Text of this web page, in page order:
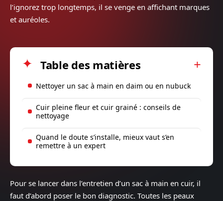
l’ignorez trop longtemps, il se venge en affichant marques
et auréoles.
Table des matières
Nettoyer un sac à main en daim ou en nubuck
Cuir pleine fleur et cuir grainé : conseils de
nettoyage
Quand le doute s’installe, mieux vaut s’en
remettre à un expert
Pour se lancer dans l’entretien d’un sac à main en cuir, il
faut d’abord poser le bon diagnostic. Toutes les peaux